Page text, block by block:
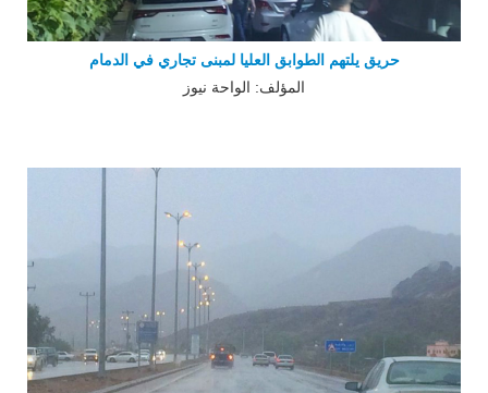
حريق يلتهم الطوابق العليا لمبنى تجاري في الدمام
المؤلف: الواحة نيوز